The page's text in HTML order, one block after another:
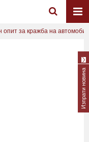
за кражба на автомобил
Изпрати новина